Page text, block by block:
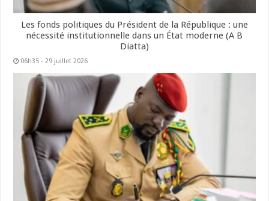
Les fonds politiques du Président de la République : une
nécessité institutionnelle dans un État moderne (A B
Diatta)
06h35 - 29 juillet 2026